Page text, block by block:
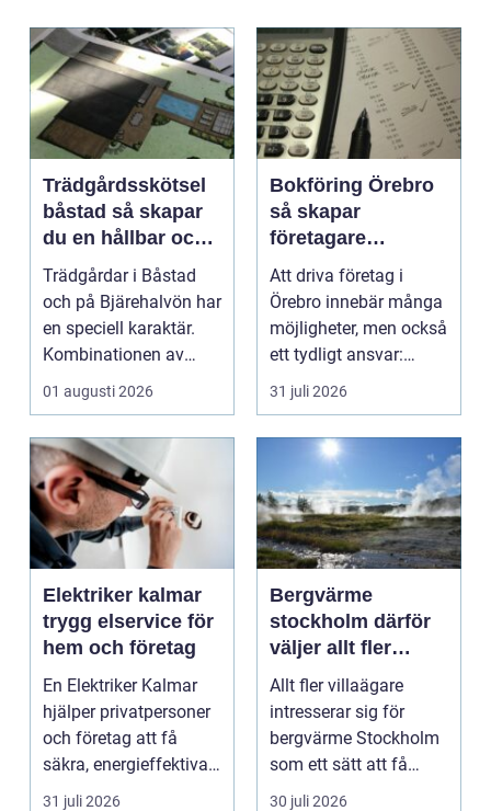
Trädgårdsskötsel
båstad så skapar
du en hållbar och
vacker trädgård på
bjäre
Trädgårdar i Båstad
och på Bjärehalvön har
en speciell karaktär.
Kombinationen av
närheten till have...
01 augusti 2026
Bokföring Örebro
så skapar
företagare
tryggare ekonomi
Att driva företag i
Örebro innebär många
möjligheter, men också
ett tydligt ansvar:
ekonomin måste v...
31 juli 2026
Elektriker kalmar
trygg elservice för
hem och företag
En Elektriker Kalmar
hjälper privatpersoner
och företag att få
säkra, energieffektiva
och framtidssä...
31 juli 2026
Bergvärme
stockholm därför
väljer allt fler
denna
uppvärmning
Allt fler villaägare
intresserar sig för
bergvärme Stockholm
som ett sätt att få
lägre uppvärmningsk...
30 juli 2026